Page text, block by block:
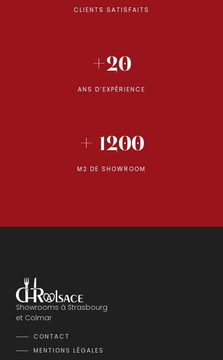
CLIENTS SATISFAITS
+20
ANS D’EXPÉRIENCE
+ 1200
M2 DE SHOWROOM
Showrooms à Strasbourg
et Colmar
CONTACT
MENTIONS LÉGALES